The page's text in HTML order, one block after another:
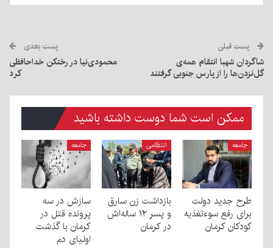
پست قبلی
شاگردان شهبا انتقام همه‌ی
گل‌نزدن‌ها را از پارس جنوبی گرفتند
پست بعدی
محمودی‌نیا در رختکن خداحافظی
کرد
ممکن است شما دوست داشته باشید
جامعه
طرح جدید دولت
برای رفع سوءتغذیه
کودکان کرمان
انتظامی
بازداشت زن سارق
و پسر ۱۲ ساله‌اش
در کرمان
جامعه
سازش در سه
پرونده قتل در
کرمان با گذشت
اولیای دم